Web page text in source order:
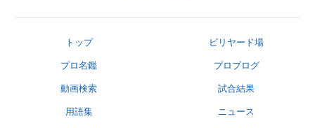
トップ ビリヤード場
プロ名鑑 プロブログ
動画検索 試合結果
用語集 ニュース